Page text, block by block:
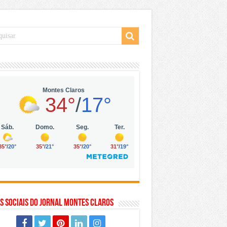
Vila Olímpia, em São Paulo
mil no digital
Sociais do Jornal Montes Claros